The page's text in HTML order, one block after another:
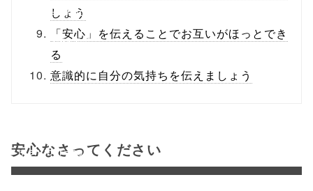
onclick="windo
w.open(this.hre
f, 'Gwindow',
menubar=no,
toolbar=no,
しょう
「安心」を伝えることでお互いがほっとでき
る
意識的に自分の気持ちを伝えましょう
安心なさってください